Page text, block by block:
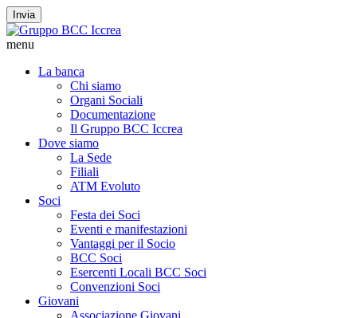
Invia
menu
La banca
Chi siamo
Organi Sociali
Documentazione
Il Gruppo BCC Iccrea
Dove siamo
La Sede
Filiali
ATM Evoluto
Soci
Festa dei Soci
Eventi e manifestazioni
Vantaggi per il Socio
BCC Soci
Esercenti Locali BCC Soci
Convenzioni Soci
Giovani
Associazione Giovani